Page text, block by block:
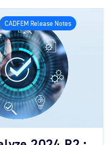
CADFEM Release Notes